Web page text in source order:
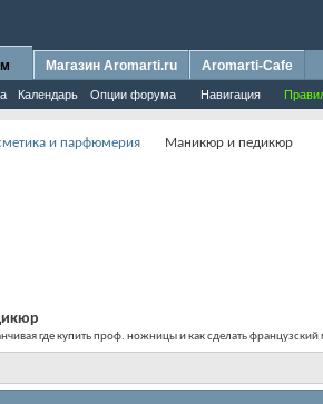
Календарь Опции форума Навигация
Магазин Aromarti.ru Aromarti-Cafe
и парфюмерия Маникюр и педикюр
где купить проф. ножницы и как сделать